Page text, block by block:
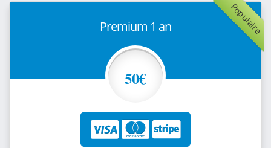
Populaire
Premium 1 an
50€